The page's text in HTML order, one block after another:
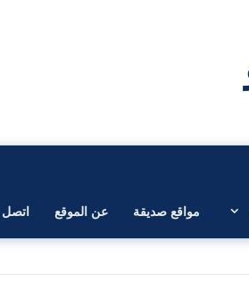
مواقع صديقة عن الموقع اتصل